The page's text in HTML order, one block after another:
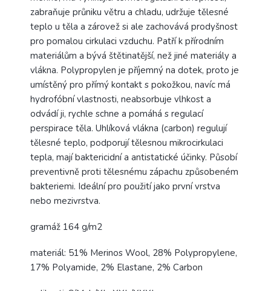
zabraňuje průniku větru a chladu, udržuje tělesné
teplo u těla a zárovež si ale zachovává prodyšnost
pro pomalou cirkulaci vzduchu. Patří k přírodním
materiálům a bývá štětinatější, než jiné materiály a
vlákna. Polypropylen je příjemný na dotek, proto je
umístěný pro přímý kontakt s pokožkou, navíc má
hydrofóbní vlastnosti, neabsorbuje vlhkost a
odvádí ji, rychle schne a pomáhá s regulací
perspirace těla. Uhlíková vlákna (carbon) regulují
tělesné teplo, podporují tělesnou mikrocirkulaci
tepla, mají baktericidní a antistatické účinky. Působí
preventivně proti tělesnému zápachu způsobeném
bakteriemi. Ideální pro použití jako první vrstva
nebo mezivrstva.
gramáž 164 g/m2
materiál: 51% Merinos Wool, 28% Polypropylene,
17% Polyamide, 2% Elastane, 2% Carbon